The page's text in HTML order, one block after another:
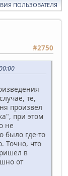
ПОЛЬЗОВАТЕЛЯ
#2750
те,
произвел
при этом
не
было где-то
Точно, что
в
от